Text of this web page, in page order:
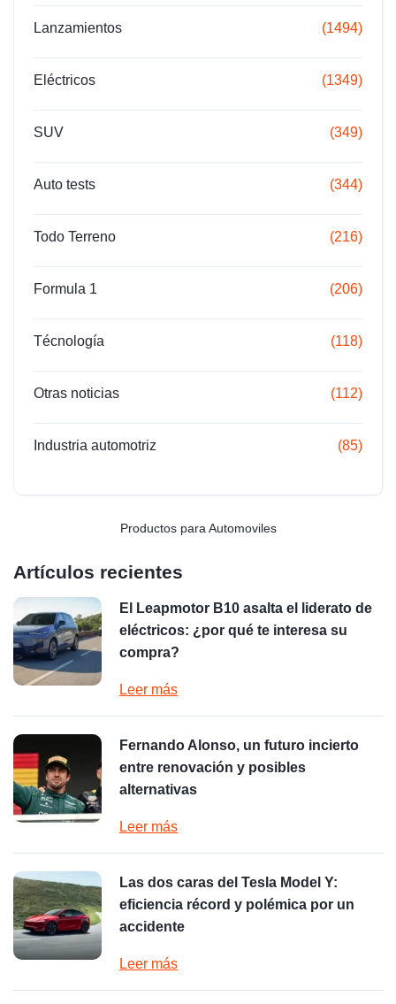
Lanzamientos (1494)
Eléctricos (1349)
SUV (349)
Auto tests (344)
Todo Terreno (216)
Formula 1 (206)
Técnología (118)
Otras noticias (112)
Industria automotriz (85)
Productos para Automoviles
Artículos recientes
El Leapmotor B10 asalta el liderato de
eléctricos: ¿por qué te interesa su
compra?
Leer más
Fernando Alonso, un futuro incierto
entre renovación y posibles
alternativas
Leer más
Las dos caras del Tesla Model Y:
eficiencia récord y polémica por un
accidente
Leer más